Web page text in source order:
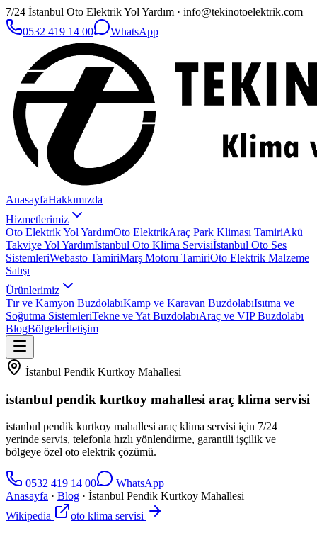
7/24 İstanbul Oto Elektrik Yol Yardım · info@tekinotoelektrik.com
0532 419 14 00
WhatsApp
AnasayfaHakkımızda
Hizmetlerimiz
Oto Elektrik Yol YardımOto ElektrikAraç Park Kliması TamiriAkü
Takviye Yol Yardımİstanbul Oto Klima Servisiİstanbul Oto Ses
SistemleriWebasto TamiriMarş Motoru TamiriOto Elektrik Malzeme
Satışı
Ürünlerimiz
Tır ve Kamyon BuzdolabıKamp ve Karavan BuzdolabıIsıtma ve
Soğutma SistemleriTekne ve Yat BuzdolabıAraç ve VIP Buzdolabı
BlogBölgelerİletişim
İstanbul Pendik Kurtkoy Mahallesi
istanbul pendik kurtkoy mahallesi araç klima servisi
istanbul pendik kurtkoy mahallesi araç klima servisi için 7/24
yerinde servis, telefonla hızlı yönlendirme, garantili işçilik ve
bölgeye özel oto elektrik çözümü.
0532 419 14 00
WhatsApp
Anasayfa · Blog · İstanbul Pendik Kurtkoy Mahallesi
Wikipedia
oto klima servisi